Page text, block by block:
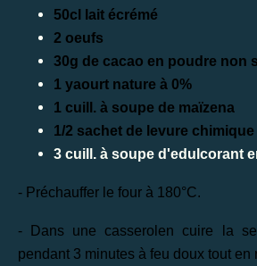
50cl lait écrémé
2 oeufs
30g de cacao en poudre non
1 yaourt nature à 0%
1 cuill. à soupe de maïzena
1/2 sachet de levure chimique
3 cuill. à soupe d'edulcorant
- Préchauffer le four à 180°C.
- Dans une casserolen cuire la
pendant 3 minutes à feu doux tout en